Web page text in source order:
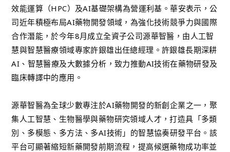
效能運算（HPC）及AI基礎架構為營運利基。華安表示，公
司近年積極布局AI藥物開發領域，為強化技術競爭力與國際
合作潛能，於今年8月成立全資子公司源華智醫，由人工智
慧與智慧醫療領域專家許銀雄出任總經理。許銀雄長期深耕
AI、智慧醫療及大數據分析，致力推動AI技術在藥物研發及
臨床轉譯中的應用。
源華智醫為全球少數專注於AI藥物開發的新創企業之一，聚
集人工智慧、生物醫學與藥物研究領域人才，打造具「多類
別、多模態、多方法、多AI技術」的智慧協奏研發平台。該
平台可顯著縮短新藥開發前期流程，提高候選藥物成功率並